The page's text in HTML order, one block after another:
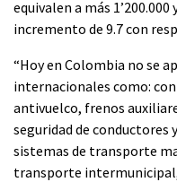
equivalen a más 1’200.000
incremento de 9.7 con
“Hoy en Colombia no se
internacionales como:
antivuelco, frenos
seguridad de conductores
sistemas de transporte
transporte